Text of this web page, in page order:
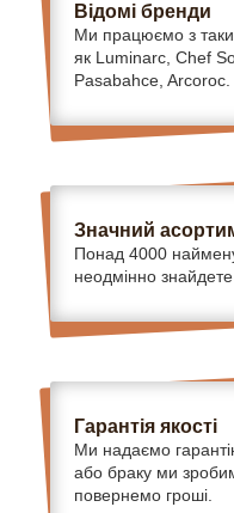
Відомі бренди
Ми працюємо з
як Luminarc, Chef
Pasabahce, Arcoroc.
Значний
Понад 4000
неодмінно знайдете
Гарантія якості
Ми надаємо
або браку ми
повернемо гроші.